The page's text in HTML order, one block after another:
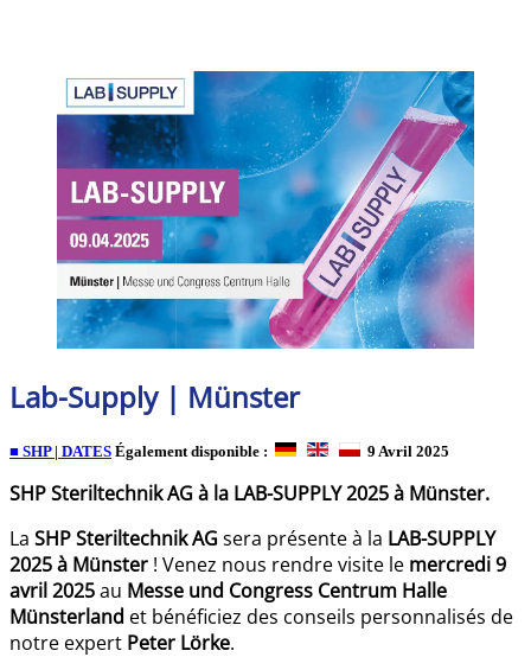
Lab-Supply | Münster
■ SHP | DATES Également disponible : 9 Avril 2025
SHP Steriltechnik AG à la LAB-SUPPLY 2025 à Münster.
La SHP Steriltechnik AGsera présente à la LAB-SUPPLY
2025 à Münster ! Venez nous rendre visite le mercredi 9
avril 2025au Messe und Congress Centrum Halle
Münsterland et bénéficiez des conseils personnalisés de
notre expert Peter Lörke.